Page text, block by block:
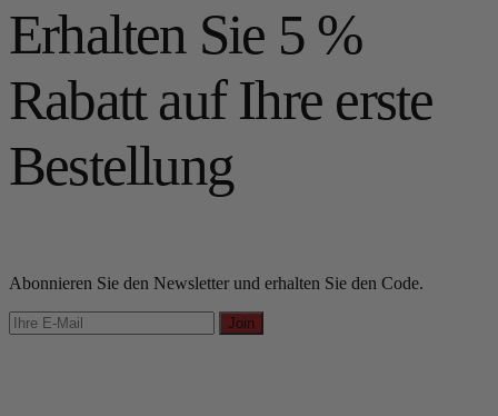
Erhalten Sie 5 %
Rabatt auf Ihre erste
Bestellung
Abonnieren Sie den Newsletter und erhalten Sie den Code.
Join